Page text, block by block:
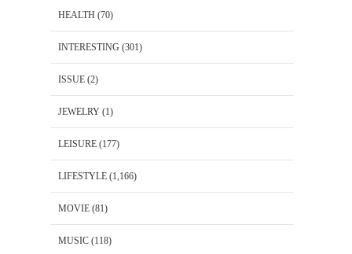
HEALTH (70)
INTERESTING (301)
ISSUE (2)
JEWELRY (1)
LEISURE (177)
LIFESTYLE (1,166)
MOVIE (81)
MUSIC (118)